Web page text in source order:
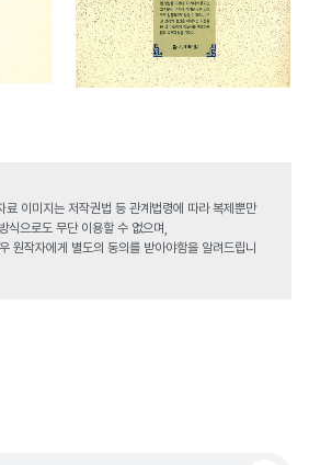
료 이미지는 저작권법 등 관계법령에 따라 복제뿐만
식으로도 무단 이용할 수 없으며,
원작자에게 별도의 동의를 받아야함을 알려드립니